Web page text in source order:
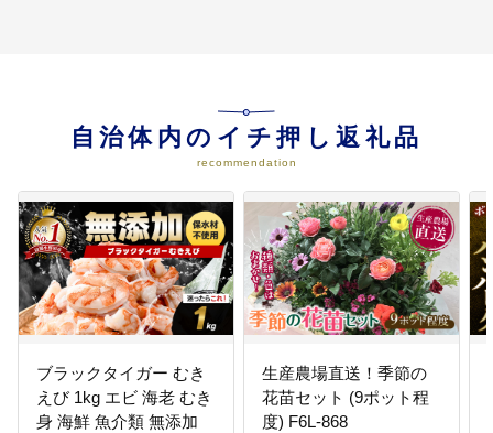
自治体内のイチ押し返礼品
recommendation
ブラックタイガー むき
えび 1kg エビ 海老 むき
身 海鮮 魚介類 無添加
生産農場直送！季節の
花苗セット (9ポット程
度) F6L-868